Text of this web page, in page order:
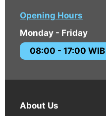
Opening Hours
Monday - Friday
08:00 - 17:00 WIB
About Us